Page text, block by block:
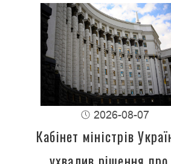
2026-08-07
Кабінет міністрів